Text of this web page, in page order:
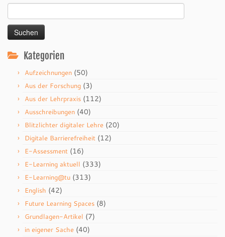
nach:
Kategorien
Aufzeichnungen (50)
Aus der Forschung (3)
Aus der Lehrpraxis (112)
Ausschreibungen (40)
Blitzlichter digitaler Lehre (20)
Digitale Barrierefreiheit (12)
E-Assessment (16)
E-Learning aktuell (333)
E-Learning@tu (313)
English (42)
Future Learning Spaces (8)
Grundlagen-Artikel (7)
in eigener Sache (40)